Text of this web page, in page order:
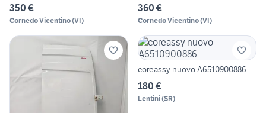
350 €
Cornedo Vicentino(VI)
360 €
Cornedo Vicentino(VI)
coreassy nuovo A6510900886
180 €
Lentini(SR)